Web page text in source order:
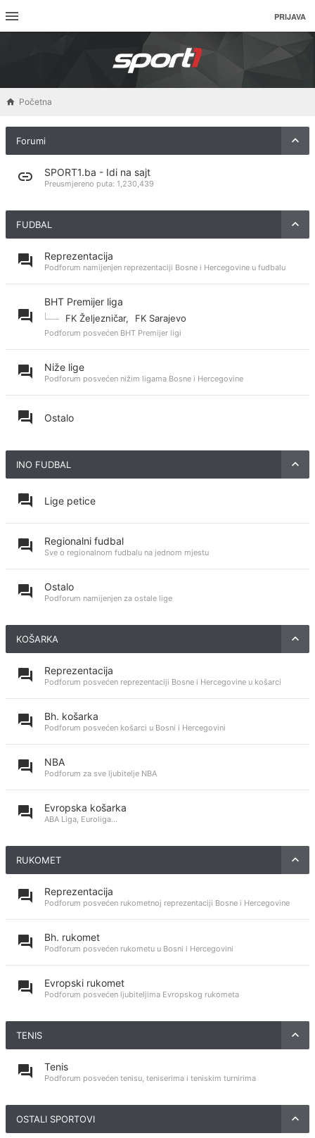
PRIJAVA
Početna
Forumi
SPORT1.ba - Idi na sajt
Preusmjereno puta: 1,230,439
FUDBAL
Reprezentacija
Podforum namijenjen reprezentaciji Bosne i Hercegovine u fudbalu
BHT Premijer liga
FK Željezničar, FK Sarajevo
Podforum posvećen BHT Premijer ligi
Niže lige
Podforum posvećen nižim ligama Bosne i Hercegovine
Ostalo
INO FUDBAL
Lige petice
Regionalni fudbal
Sve o regionalnom fudbalu na jednom mjestu
Ostalo
Podforum namijenjen za ostale lige
KOŠARKA
Reprezentacija
Podforum posvećen reprezentaciji Bosne i Hercegovine u košarci
Bh. košarka
Podforum posvećen košarci u Bosni i Hercegovini
NBA
Podforum za sve ljubitelje NBA
Evropska košarka
ABA Liga, Euroliga...
RUKOMET
Reprezentacija
Podforum posvećen rukometnoj reprezentaciji Bosne i Hercegovine
Bh. rukomet
Podforum posvećen rukometu u Bosni i Hercegovini
Evropski rukomet
Podforum posvećen ljubiteljima Evropskog rukometa
TENIS
Tenis
Podforum posvećen tenisu, teniserima i teniskim turnirima
OSTALI SPORTOVI